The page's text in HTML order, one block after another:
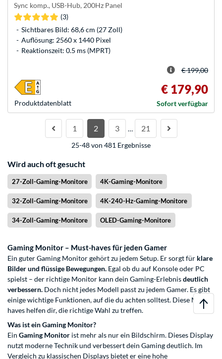
Sync komp., USB-Hub, 200Hz Panel
(3)
Sichtbares Bild: 68,6 cm (27 Zoll)
Auflösung: 2560 x 1440 Pixel
Reaktionszeit: 0.5 ms (MPRT)
Produkt­datenblatt
€ 199,00
€ 179,90
Sofort verfügbar
1 2 3 … 21
25-48 von 481 Ergebnisse
Wird auch oft gesucht
27-Zoll-Gaming-Monitore 4K-Gaming-Monitore
32-Zoll-Gaming-Monitore 4K-240-Hz-Gaming-Monitore
34-Zoll-Gaming-Monitore OLED-Gaming-Monitore
Gaming Monitor – Must-haves für jeden Gamer
Ein guter Gaming Monitor gehört zu jedem Setup. Er sorgt für klare
Bilder und flüssige Bewegungen. Egal ob du auf Konsole oder PC
spielst – der richtige Monitor kann dein Gaming-Erlebnisdeutlich
verbessern. Doch nicht jedes Modell passt zu jedem Gamer. Es gibt
einige wichtige Funktionen, auf die du achten solltest. Diese Must-
haves helfen dir, die richtige Wahl zu treffen.
Was ist ein Gaming Monitor?
Ein Gaming Monitor ist mehr als nur ein Bildschirm. Dieses Display
nutzt moderne Technik und verbessert dein Gaming deutlich. Im
Vergleich zu klassischen Displays bietet er eine hohe